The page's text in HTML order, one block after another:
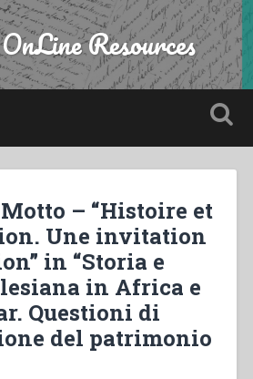
Resources
– “Histoire et
Une invitation
in “Storia e
in Africa e
Questioni di
del patrimonio